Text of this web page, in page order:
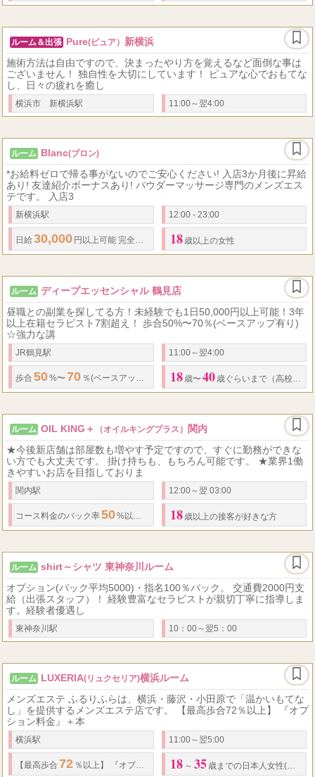
ルーム＆出張 Pure(ピュア） 新横浜
施術方法は自由ですので、決まったやり方を覚えるなど面倒な事は
ございません！ 独自性を大切にしています！ ピュアな心でおもてな
し、日々の疲れを癒し
横浜市 新横浜駅 11:00～翌4:00
ルーム Blanc(ブロン)
*お給料ゼロで帰る事がないのでご安心ください! 入店3か月後に昇給
あり! 友達紹介ボーナスあり! パウダーマッサージ専門のメンズエス
テです。 入店3
新横浜駅 12:00 - 23:00
日給 30,000 円以上可能 完全歩合制(全額完全日払い)歩合給 18 歳以上の女性
ルーム ディープエッセンシャル 鶴見店
昼職との副業を探してる方！未経験でも1日50,000円以上可能！3年
以上在籍セラピスト7割超え！ 歩合50%〜70％(ベースアップ有り)
☆強力な講
JR鶴見駅 11:00～翌4:00
歩合 50%〜 70 ％(ベースアップ有り) 強力な講師がいるので未経験でも
18 歳〜 40 歳ぐらいまで（高校生不可）
ルーム OIL KING＋ （オイルキングプラス）
関内
★今後新店舗は部屋数も増やす予定ですので、すぐに勤務ができな
い方でも大丈夫です。 掛け持ちも、もちろん可能です。 ★業界1働
きやすいお店を目指しておりま
関内駅 12:00～翌 03:00
コース料金のバック率50%以上+オプション、指名料金フルバック+α 【給与例】 18 歳以上の接客が好きな方
ルーム shirt～シャツ 東神奈川ルーム
オプション(バック平均5000)・指名100％バック。 交通費2000円支
給（出張スタッフ）！ 経験豊富なセラピストが親切丁寧に指導しま
す。経験者優遇し
東神奈川駅 10：00～翌5：00
ルーム LUXERIA(リュクセリア)横浜ルーム
メンズエステ ふるりふらは、横浜・藤沢・小田原で「温かいもてな
し」を提供するメンズエステ店です。 【最高歩合72％以上】 『オプ
ション料金』＋本
横浜駅 11:00～翌5:00
【最高歩合 72 ％以上】 『オプション料金』＋本指名料金（一部を除く） 18 ～ 35 歳までの日本人女性(高校生不可)